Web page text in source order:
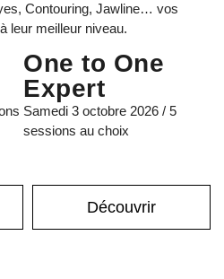
Contouring, Jawline… vos
leur meilleur niveau.
One to One
Expert
Samedi 3 octobre 2026 / 5
sessions au choix
Découvrir